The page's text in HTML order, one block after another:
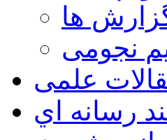
ها
نجومی
علمی
رسانه اي